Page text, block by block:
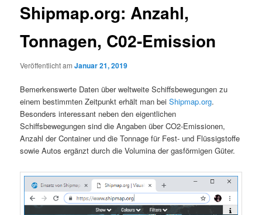
Shipmap.org: Anzahl,
Tonnagen, C02-Emission
Veröffentlicht amJanuar 21, 2019
Bemerkenswerte Daten über weltweite Schiffsbewegungen zu
einem bestimmten Zeitpunkt erhält man beiShipmap.org.
Besonders interessant neben den eigentlichen
Schiffsbewegungen sind die Angaben über CO2-Emissionen,
Anzahl der Container und die Tonnage für Fest- und Flüssigstoffe
sowie Autos ergänzt durch die Volumina der gasförmigen Güter.